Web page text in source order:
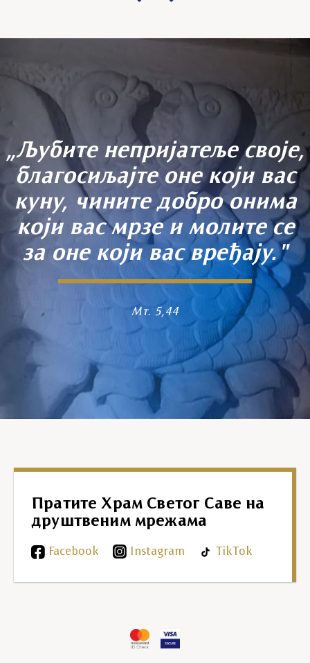
„Љубите непријатеље своје,
благосиљајте оне који вас
куну, чините добро онима
који вас мрзе и молите се
за оне који вас вређају."
Мт. 5,44
Пратите Храм Светог Саве на
друштвеним мрежама
Facebook Instagram TikTok